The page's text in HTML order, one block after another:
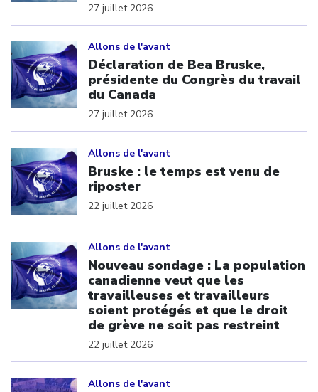
27 juillet 2026
Allons de l'avant
Déclaration de Bea Bruske,
présidente du Congrès du travail
du Canada
27 juillet 2026
Allons de l'avant
Bruske : le temps est venu de
riposter
22 juillet 2026
Allons de l'avant
Nouveau sondage : La population
canadienne veut que les
travailleuses et travailleurs
soient protégés et que le droit
de grève ne soit pas restreint
22 juillet 2026
Allons de l'avant